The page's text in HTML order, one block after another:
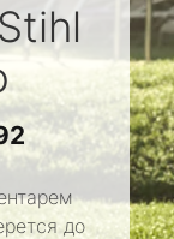
Stihl
до